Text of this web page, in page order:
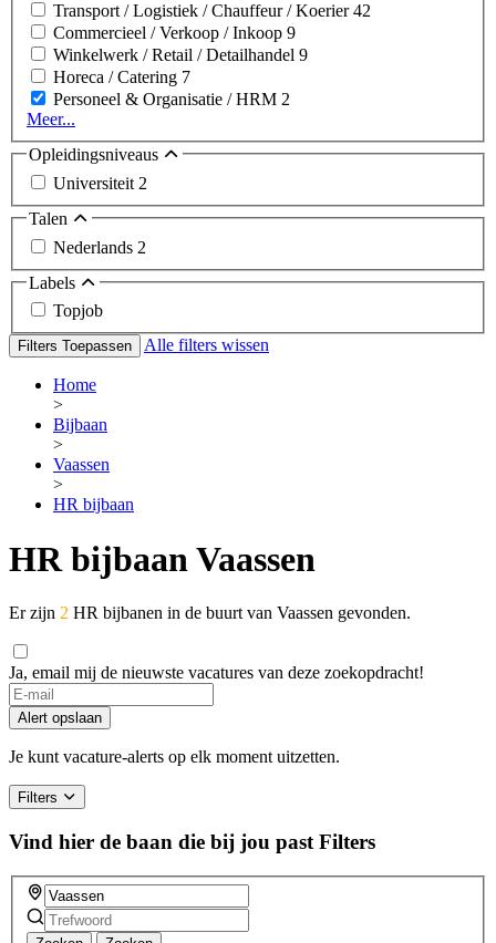
Transport / Logistiek / Chauffeur / Koerier42
Commercieel / Verkoop / Inkoop 9
Winkelwerk / Retail / Detailhandel 9
Horeca / Catering 7
Personeel & Organisatie / HRM 2
Meer...
Opleidingsniveaus
Universiteit 2
Talen
Nederlands 2
Labels
Topjob
Filters Toepassen Alle filters wissen
Home
>
Bijbaan
>
Vaassen
>
HR bijbaan
HR bijbaan Vaassen
Er zijn 2 HR bijbanen in de buurt van Vaassen gevonden.
Ja, email mij de nieuwste vacatures van deze zoekopdracht!
If
you
are
a
ignore
this
field
Alert opslaan
Je kunt vacature-alerts op elk moment uitzetten.
Filters
Vind hier de baan die bij jou past Filters